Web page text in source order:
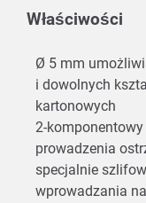
Właściwości
Ø 5 mm
i dowolnych
kartonowych
2-
prowadzenia
specjalnie
wprowadzania